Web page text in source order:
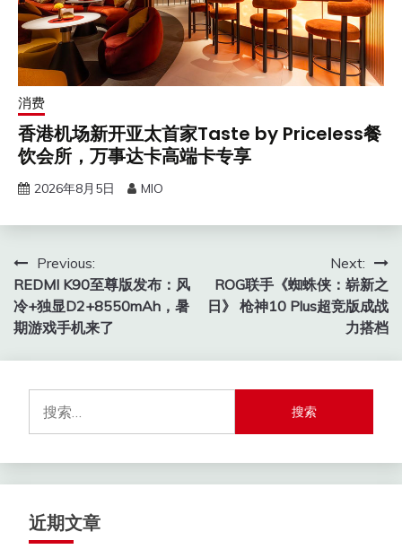
消费
香港机场新开亚太首家Taste by Priceless餐
饮会所，万事达卡高端卡专享
2026年8月5日 MIO
文
章
导
航
Previous:
REDMI K90至尊版发布：风
冷+独显D2+8550mAh，暑
期游戏手机来了
Next:
ROG联手《蜘蛛侠：崭新之
日》 枪神10 Plus超竞版成战
力搭档
索：
近期文章